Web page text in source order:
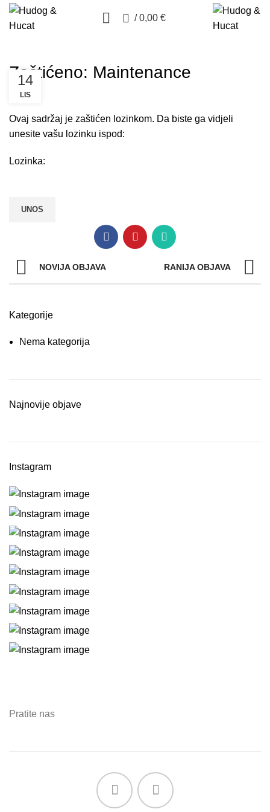
/ 0,00 €
Zaštićeno: Maintenance
14
LIS
Ovaj sadržaj je zaštićen lozinkom. Da biste ga vidjeli
unesite vašu lozinku ispod:
Lozinka:
NOVIJA OBJAVA RANIJA OBJAVA
Kategorije
Nema kategorija
Najnovije objave
Instagram
Pratite nas